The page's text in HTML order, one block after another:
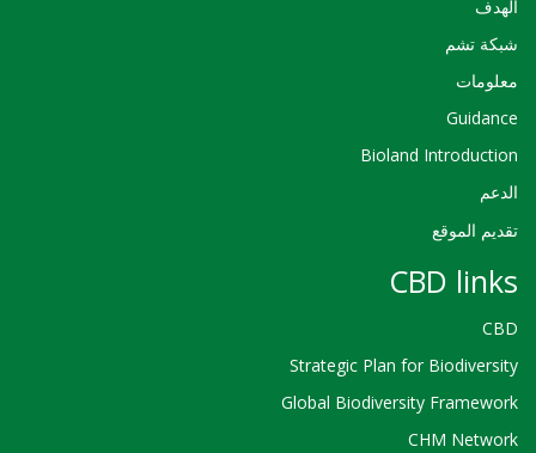
الهدف
شبكة تشم
معلومات
Guidance
Bioland Introduction
الدعم
تقديم الموقع
CBD links
CBD
Strategic Plan for Biodiversity
Global Biodiversity Framework
CHM Network